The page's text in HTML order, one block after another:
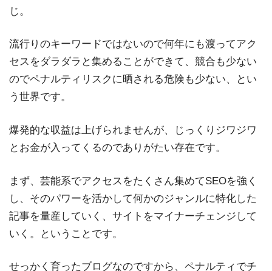
じ。
流行りのキーワードではないので何年にも渡ってアク
セスをダラダラと集めることができて、競合も少ない
のでペナルティリスクに晒される危険も少ない、とい
う世界です。
爆発的な収益は上げられませんが、じっくりジワジワ
とお金が入ってくるのでありがたい存在です。
まず、芸能系でアクセスをたくさん集めてSEOを強く
し、そのパワーを活かして何かのジャンルに特化した
記事を量産していく、サイトをマイナーチェンジして
いく。ということです。
せっかく育ったブログなのですから、ペナルティでチ